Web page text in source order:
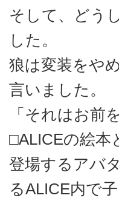
そして、どう
した。
狼は変装をや
言いました。
「それはお前
□ALICEの絵本
登場するアバ
るALICE内で